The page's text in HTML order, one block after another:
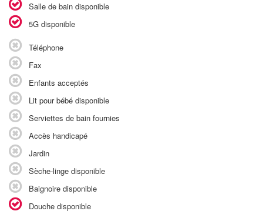
Salle de bain disponible
5G disponible
Téléphone
Fax
Enfants acceptés
Lit pour bébé disponible
Serviettes de bain fournies
Accès handicapé
Jardin
Sèche-linge disponible
Baignoire disponible
Douche disponible